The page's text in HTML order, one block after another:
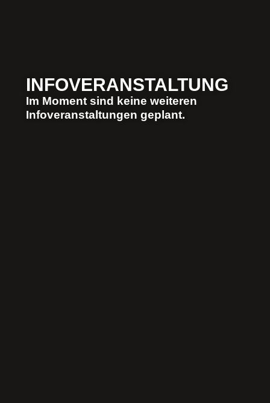
INFOVERANSTALTUNG​
Im Moment sind keine weiteren
Infoveranstaltungen geplant.